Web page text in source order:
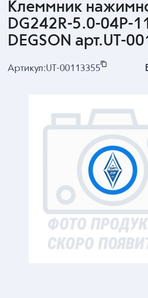
Клеммник
DG242R-5.0-04P-
DEGSON арт.UT-
Артикул:UT-00113355